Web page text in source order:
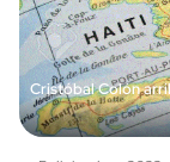
Cristóbal Colón